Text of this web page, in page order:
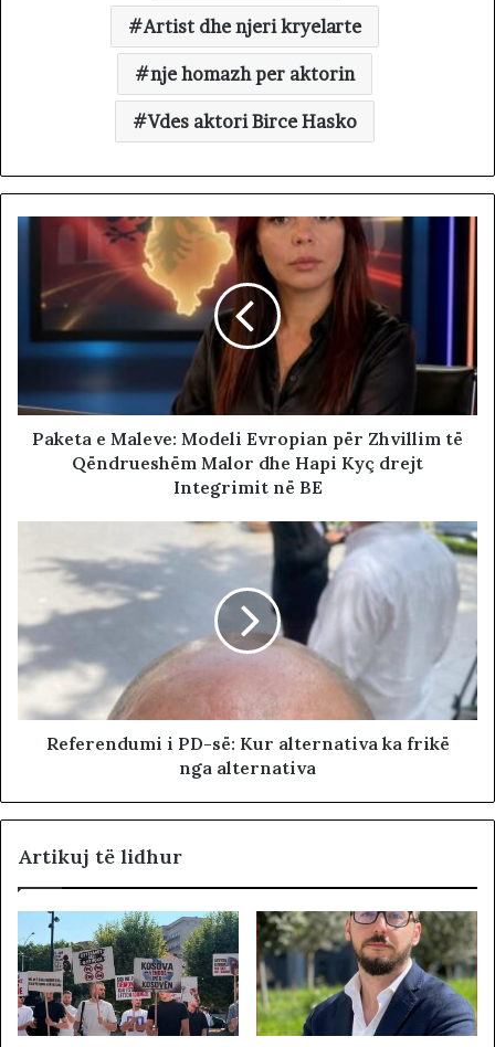
Artist dhe njeri kryelarte
nje homazh per aktorin
Vdes aktori Birce Hasko
Paketa e Maleve: Modeli Evropian për Zhvillim të
Qëndrueshëm Malor dhe Hapi Kyç drejt
Integrimit në BE
Referendumi i PD-së: Kur alternativa ka frikë
nga alternativa
Artikuj të lidhur